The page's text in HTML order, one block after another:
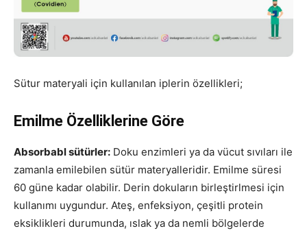
Sütur materyali için kullanılan iplerin özellikleri;
Emilme Özelliklerine Göre
Absorbabl sütürler: Doku enzimleri ya da vücut sıvıları ile
zamanla emilebilen sütür materyalleridir. Emilme süresi
60 güne kadar olabilir. Derin dokuların birleştirlmesi için
kullanımı uygundur. Ateş, enfeksiyon, çeşitli protein
eksiklikleri durumunda, ıslak ya da nemli bölgelerde